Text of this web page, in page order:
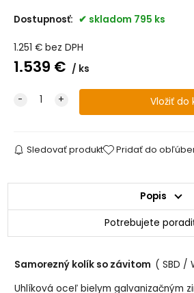
Dostupnosť: skladom 795 ks
1.251 € bez DPH
1.539 € ks
Sledovať produkt Pridať do
Popis
Potrebujete
Samorezný kolík so závitom ( SBD /
Uhlíková oceľ bielym galvanizačným